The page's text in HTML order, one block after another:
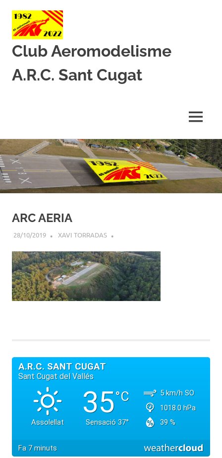
Skip
to
content
Club Aeromodelisme
A.R.C. Sant Cugat
MENU
ARC AERIA
28/10/2019 XAVI TORRADAS